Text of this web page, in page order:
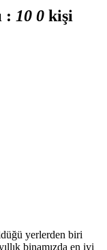
: 10 0 kişi
yerlerden biri
binamızda en iyi